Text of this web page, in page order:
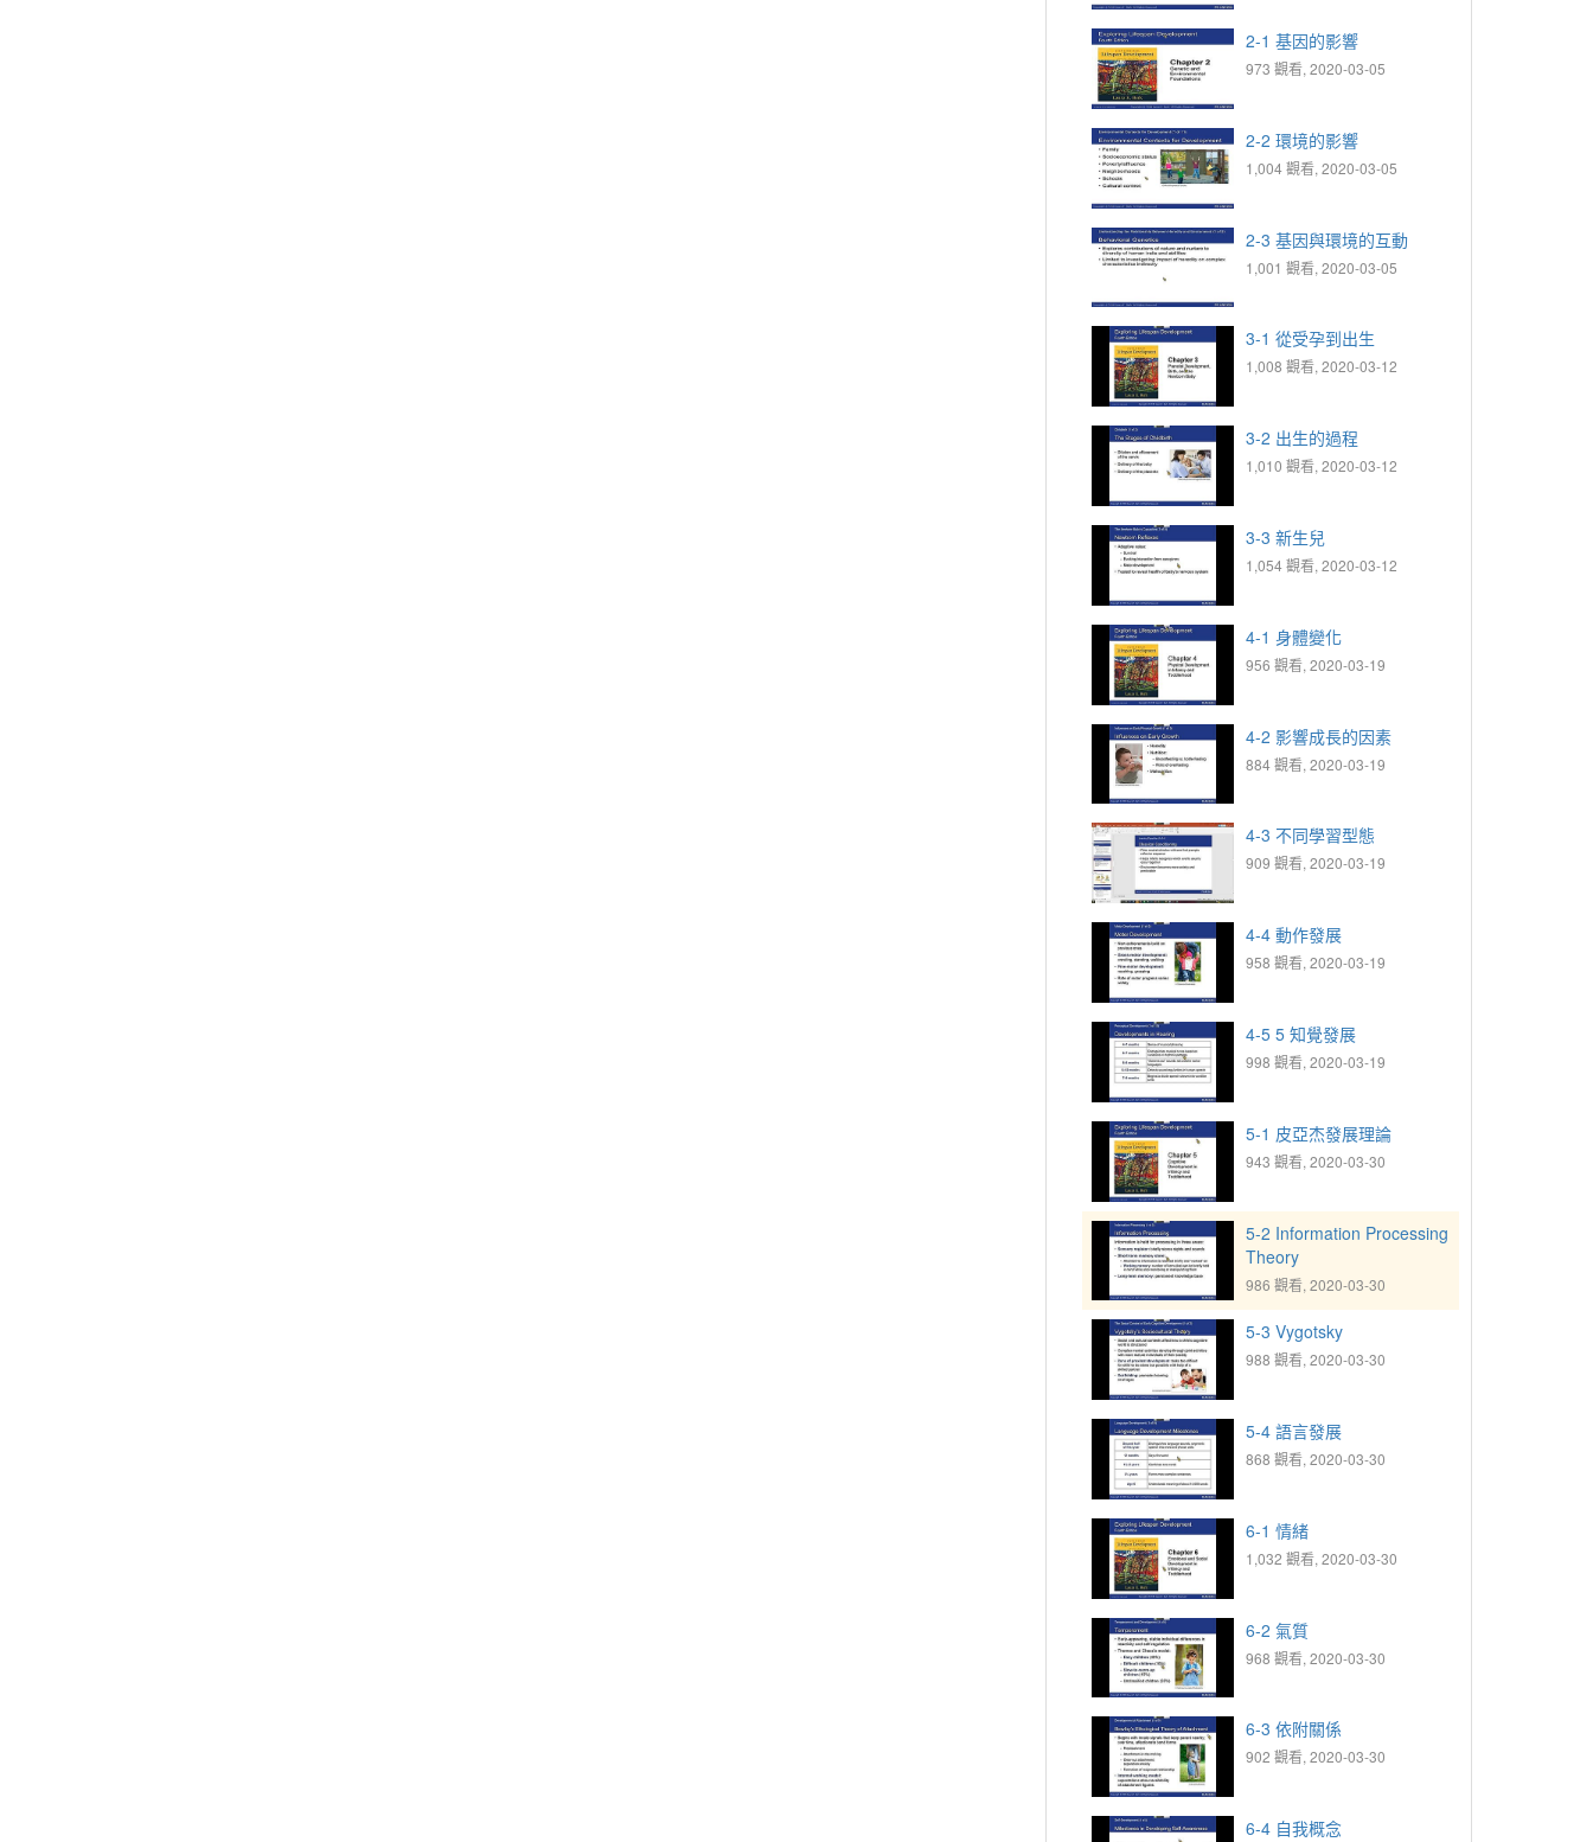
2-1 基因的影響
973 觀看, 2020-03-05
2-2 環境的影響
1,004 觀看, 2020-03-05
2-3 基因與環境的互動
1,001 觀看, 2020-03-05
3-1 從受孕到出生
1,008 觀看, 2020-03-12
3-2 出生的過程
1,010 觀看, 2020-03-12
3-3 新生兒
1,054 觀看, 2020-03-12
4-1 身體變化
956 觀看, 2020-03-19
4-2 影響成長的因素
884 觀看, 2020-03-19
4-3 不同學習型態
909 觀看, 2020-03-19
4-4 動作發展
958 觀看, 2020-03-19
4-5 5 知覺發展
998 觀看, 2020-03-19
5-1 皮亞杰發展理論
943 觀看, 2020-03-30
5-2 Information Processing
Theory
986 觀看, 2020-03-30
5-3 Vygotsky
988 觀看, 2020-03-30
5-4 語言發展
868 觀看, 2020-03-30
6-1 情緒
1,032 觀看, 2020-03-30
6-2 氣質
968 觀看, 2020-03-30
6-3 依附關係
902 觀看, 2020-03-30
6-4 自我概念